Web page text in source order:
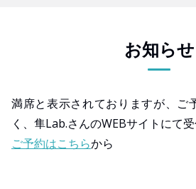
お知らせ
満席と表示されておりますが、ご
く、隼Lab.さんのWEBサイトにて
ご予約はこちらから